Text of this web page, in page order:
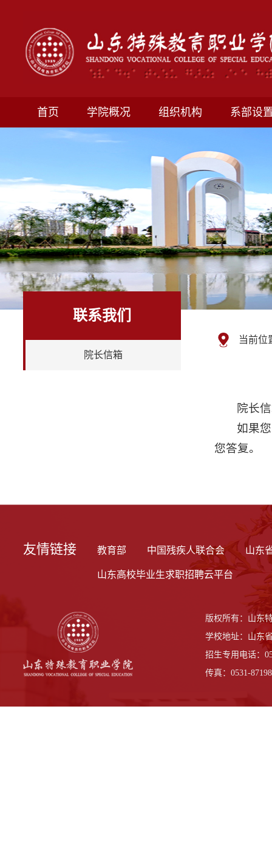
首页 学院概况 组织机构 系部设
联系我们
院长信箱
当前位
院长
如果
您答复。
友情链接 教育部 中国残疾人联合会 山东
山东高校毕业生求职招聘云平台
版权所有：山
学校地址：山东
招生专用电话：
传真：0531-